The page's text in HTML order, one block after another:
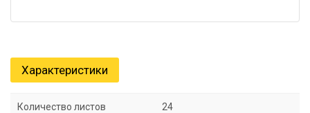
Характеристики
Количество листов 24